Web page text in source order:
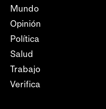
Mundo
Opinión
Política
Salud
Trabajo
Verifica